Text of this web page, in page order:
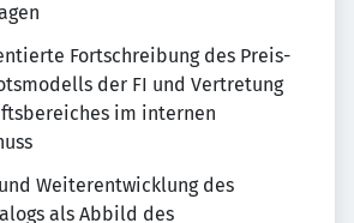
Fortschreibung des Preis-
der FI und Vertretung
im internen
Weiterentwicklung des
als Abbild des